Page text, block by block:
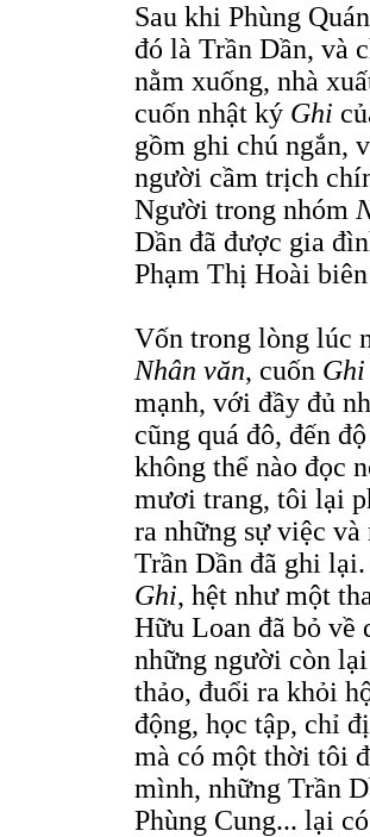
Sau khi Phùng
đó là Trần Dần, và
nằm xuống, nhà
cuốn nhật ký Ghi
gồm ghi chú ngắn,
người cầm trịch
Người trong nhóm
Dần đã được gia
Phạm Thị Hoài
Vốn trong lòng lúc
Nhân văn, cuốn Ghi
mạnh, với đầy đủ
cũng quá đô, đến
không thể nào đọc
mươi trang, tôi lại
ra những sự việc
Trần Dần đã ghi
Ghi, hệt như một
Hữu Loan đã bỏ về
những người còn
thảo, đuổi ra khỏi
động, học tập, chỉ
mà có một thời tôi
mình, những Trần
Phùng Cung... lại